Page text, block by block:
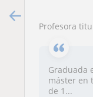
Profesora titulada
Graduada
máster en
de 1...